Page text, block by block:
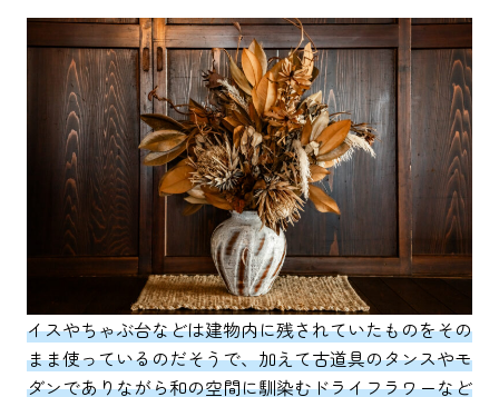
イスやちゃぶ台などは建物内に残されていたものをその
まま使っているのだそうで、加えて古道具のタンスやモ
ダンでありながら和の空間に馴染むドライフラワーなど